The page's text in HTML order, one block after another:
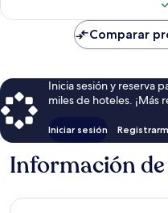
Comparar
Inicia sesión y reserva
miles de hoteles. ¡Más
Iniciar sesión
Información